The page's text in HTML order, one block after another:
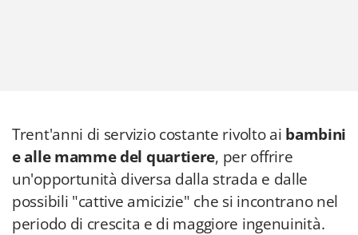
Trent'anni di servizio costante rivolto ai bambini
e alle mamme del quartiere, per offrire
un'opportunità diversa dalla strada e dalle
possibili "cattive amicizie" che si incontrano nel
periodo di crescita e di maggiore ingenuinità.